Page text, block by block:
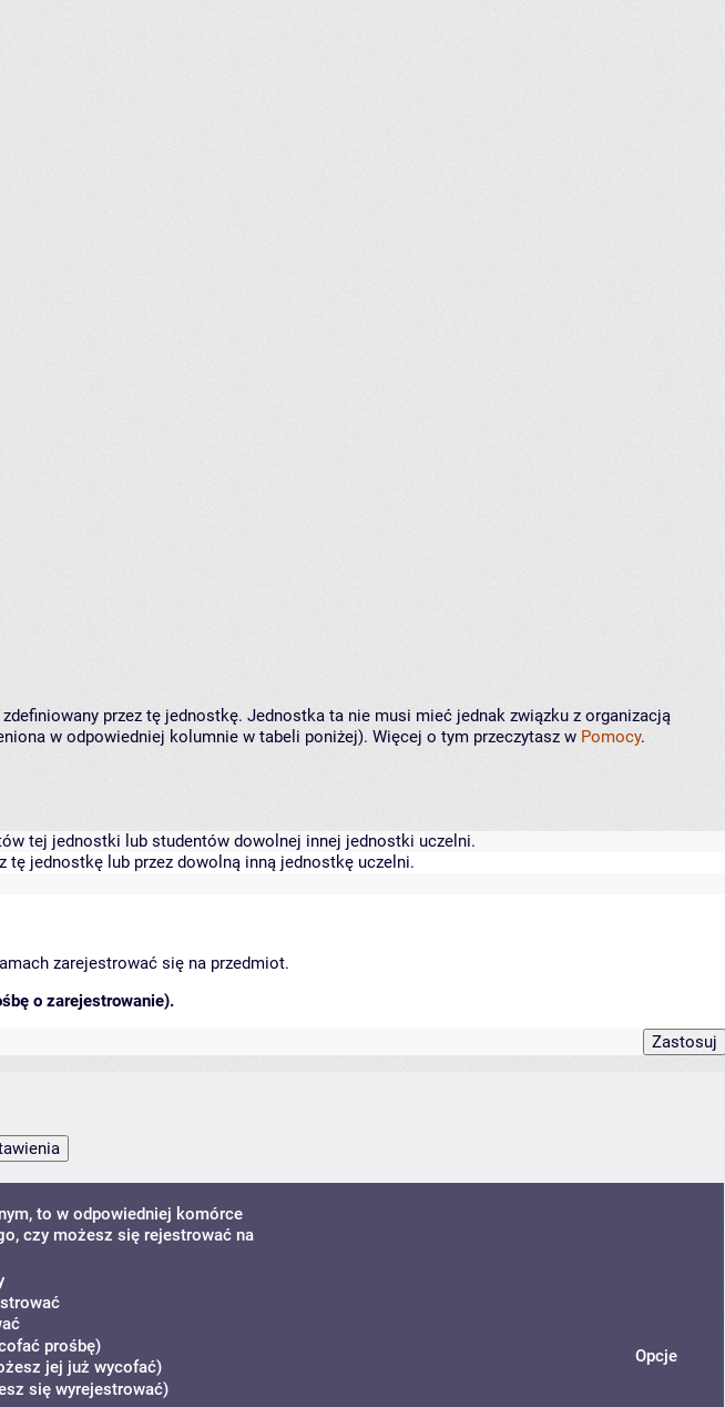
przez tę jednostkę. Jednostka ta nie musi mieć jednak związku z organizacją
w odpowiedniej kolumnie w tabeli poniżej). Więcej o tym przeczytasz w Pomocy.
tej jednostki lub studentów dowolnej innej jednostki uczelni.
jednostkę lub przez dowolną inną jednostkę uczelni.
zarejestrować się na przedmiot.
o zarejestrowanie).
to w odpowiedniej komórce
czy możesz się rejestrować na
prośbę)
jej już wycofać)
się wyrejestrować)
Opcje